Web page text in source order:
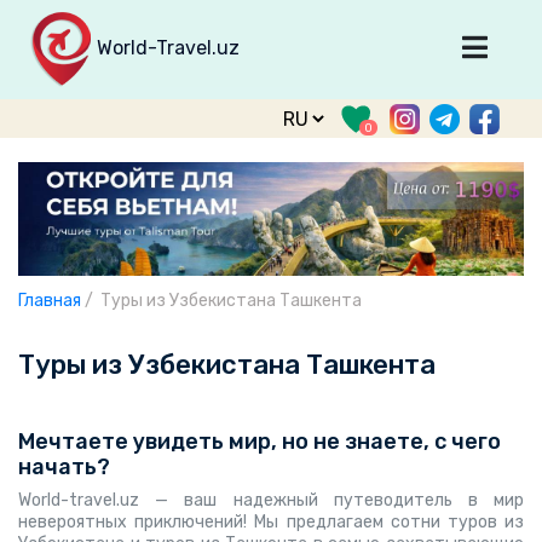
World-Travel.uz
Главная
Направления
Туры
Тур. фирмы
Табло прилета
О проекте
support@world-travel.uz
0
Главная / Туры из Узбекистана Ташкента
Туры из Узбекистана Ташкента
Мечтаете увидеть мир, но не знаете, с чего
начать?
World-travel.uz — ваш надежный путеводитель в мир
невероятных приключений! Мы предлагаем сотни туров из